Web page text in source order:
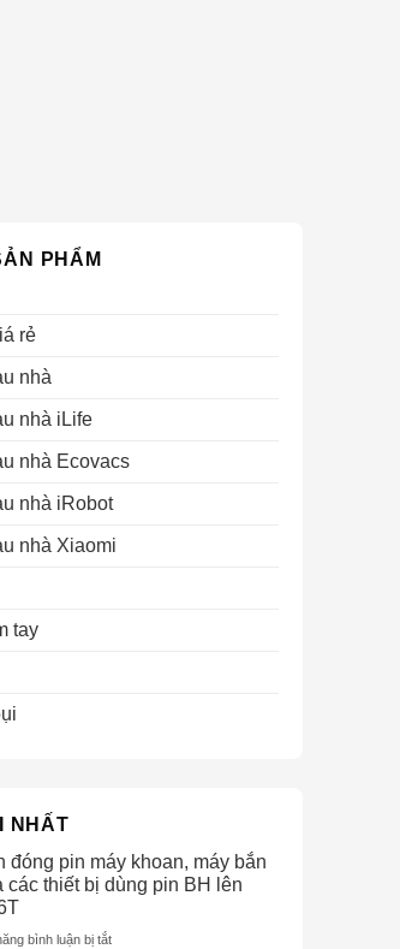
PHẨM
rẻ
nhà
nhà iLife
nhà Ecovacs
nhà iRobot
nhà Xiaomi
tay
NHẤT
đóng pin máy khoan, máy bắn
các thiết bị dùng pin BH lên
bình luận bị tắt